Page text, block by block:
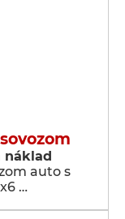
náklad
auto s
…